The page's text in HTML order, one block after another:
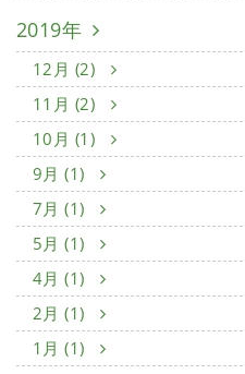
2019年
12月 (2)
11月 (2)
10月 (1)
9月 (1)
7月 (1)
5月 (1)
4月 (1)
2月 (1)
1月 (1)